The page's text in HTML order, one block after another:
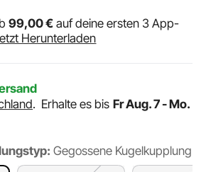
99,00€ auf deine ersten 3 App-
Herunterladen
. Erhalte es bis Fr Aug. 7 - Mo.
Gegossene Kugelkupplung